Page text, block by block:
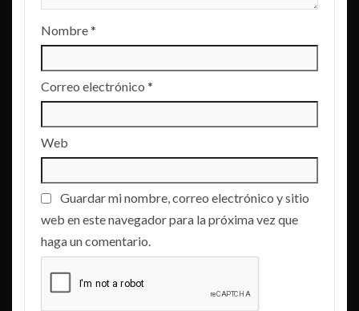
Nombre*
Correo electrónico *
Web
Guardar mi nombre, correo electrónico y sitio
web en este navegador para la próxima vez que
haga un comentario.